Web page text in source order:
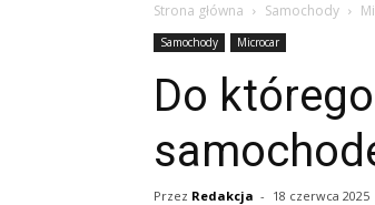
Strona główna Samochody
Samochody Microcar
Do
Przez Redakcja - 18 czerwca 2025